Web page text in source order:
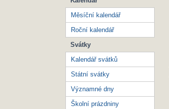
Měsíční kalendář
Roční kalendář
Svátky
Kalendář svátků
Státní svátky
Významné dny
Školní prázdniny